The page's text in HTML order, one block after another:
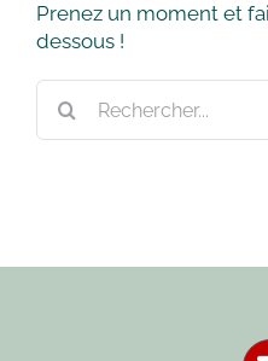
Prenez un moment et
dessous !